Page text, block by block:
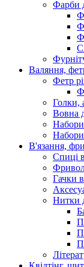
Фарби
Валяння,
Фетр
Голки,
Вовна
Набори
Набори
В'язання,
Спиці
Гачки
Нитки